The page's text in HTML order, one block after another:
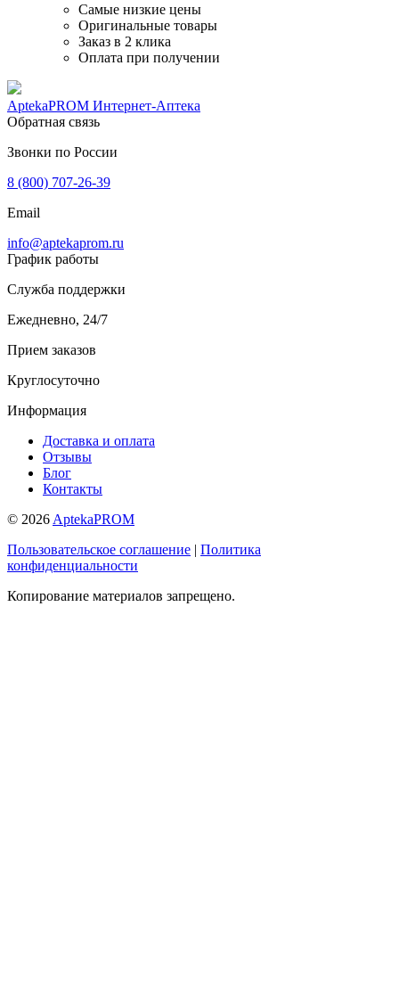
Самые низкие цены
Оригинальные товары
Заказ в 2 клика
Оплата при получении
AptekaPROM Интернет-Аптека
Обратная связь
Звонки по России
8 (800) 707-26-39
Email
info@aptekaprom.ru
График работы
Служба поддержки
Ежедневно, 24/7
Прием заказов
Круглосуточно
Информация
Доставка и оплата
Отзывы
Блог
Контакты
© 2026 AptekaPROM
Пользовательское соглашение | Политика
конфиденциальности
Копирование материалов запрещено.